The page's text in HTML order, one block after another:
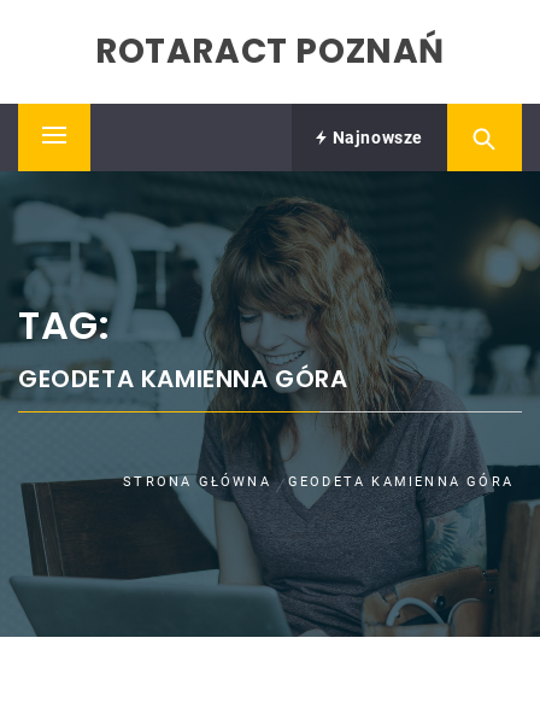
ROTARACT POZNAŃ
Primary
Najnowsze
TAG:
GEODETA KAMIENNA GÓRA
STRONA GŁÓWNA GEODETA KAMIENNA GÓRA